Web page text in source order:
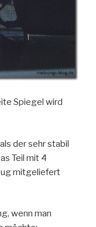
Spiegel wird
der sehr stabil
Teil mit 4
mitgeliefert
wenn man